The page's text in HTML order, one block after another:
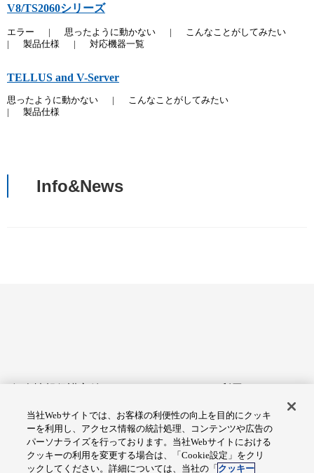
V8/TS2060シリーズ
エラー 思ったように動かない
こんなことがしてみたい
製品仕様 対応機器一覧
TELLUS and V-Server
思ったように動かない
こんなことがしてみたい
製品仕様
Info&News
アクセシビリティへの対応
Cookie設定
総合サイトマップ
当社Webサイトでは、お客様の利便性の向上を目的にクッキ
ーを利用し、アクセス情報の統計処理、コンテンツや広告の
パーソナライズを行っております。当社Webサイトにおける
クッキーの利用を変更する場合は、「Cookie設定」をクリ
ックしてください。詳細については、当社の「 クッキー